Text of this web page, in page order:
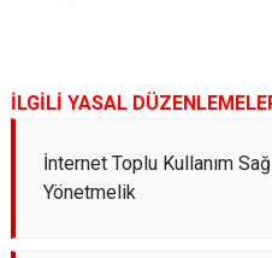
İLGİLİ YASAL
İnternet Toplu Kullanım
Yönetmelik